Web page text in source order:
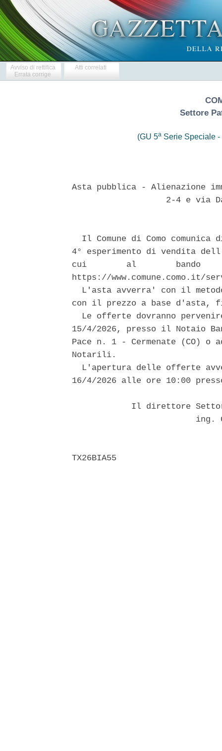
Avviso di rettifica
Errata corrige
Atti correlati
Settore
(GU 5aSerie Speciale -
Asta pubblica - Alienazione
2-4 e via
Il Comune di Como comunica
4° esperimento di vendita
cui        al        bando
https://www.comune.como.it/
L'asta avverra' con il
con il prezzo a base d'asta,
Le offerte dovranno
15/4/2026, presso il Notaio
Pace n. 1 - Cermenate (CO)
Notarili.
L'apertura delle offerte
16/4/2026 alle ore 10:00
Il direttore